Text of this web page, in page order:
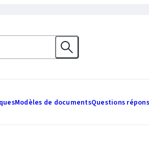
Modèles de documentsQuestions